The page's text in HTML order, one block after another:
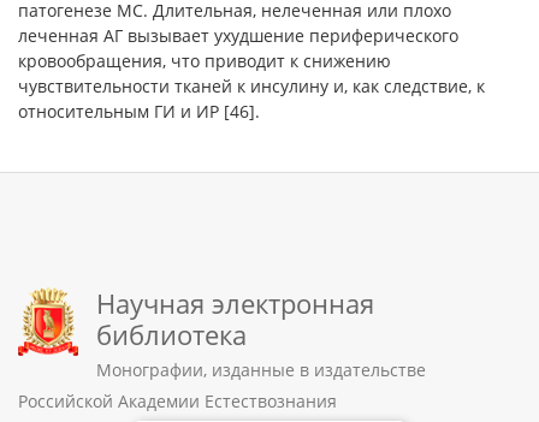
патоге­незе МС. Длительная, нелеченная или плохо
леченная АГ вызы­вает ухудшение периферического
кровообращения, что приводит к снижению
чувствительности тканей к инсулину и, как след­ствие, к
относительным ГИ и ИР [46].
Научная электронная
библиотека
Монографии, изданные в издательстве
Российской Академии Естествознания